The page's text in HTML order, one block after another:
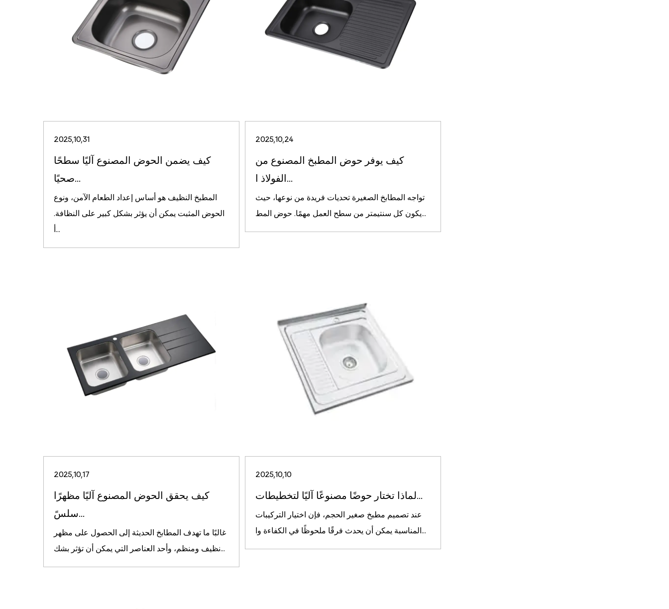
2025,10,31
كيف يضمن الحوض المصنوع آليًا سطحًا
المطبخ النظيف هو أساس إعداد الطعام الآمن، ونوع
الحوض المثبت يمكن أن يؤثر بشكل كبير على النظافة.
2025,10,24
كيف يوفر حوض المطبخ المصنوع من
تواجه المطابخ الصغيرة تحديات فريدة من نوعها، حيث
2025,10,17
كيف يحقق الحوض المصنوع آليًا مظهرًا
غالبًا ما تهدف المطابخ الحديثة إلى الحصول على مظهر
2025,10,10
عند تصميم مطبخ صغير الحجم، فإن اختيار التركيبات